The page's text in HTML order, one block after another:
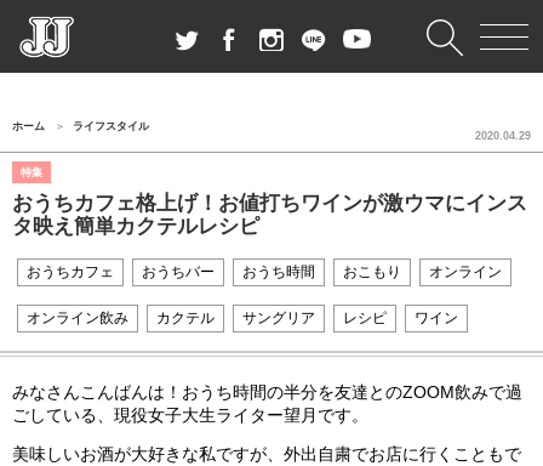
ホーム ライフスタイル
特集
おうちカフェ格上げ！お値打ちワインが激ウマにインス
タ映え簡単カクテルレシピ
2020.04.29
おうちカフェ おうちバー おうち時間 おこもり オンライン
オンライン飲み カクテル サングリア レシピ ワイン
みなさんこんばんは！おうち時間の半分を友達とのZOOM飲みで過
ごしている、現役女子大生ライター望月です。
美味しいお酒が大好きな私ですが、外出自粛でお店に行くこともで